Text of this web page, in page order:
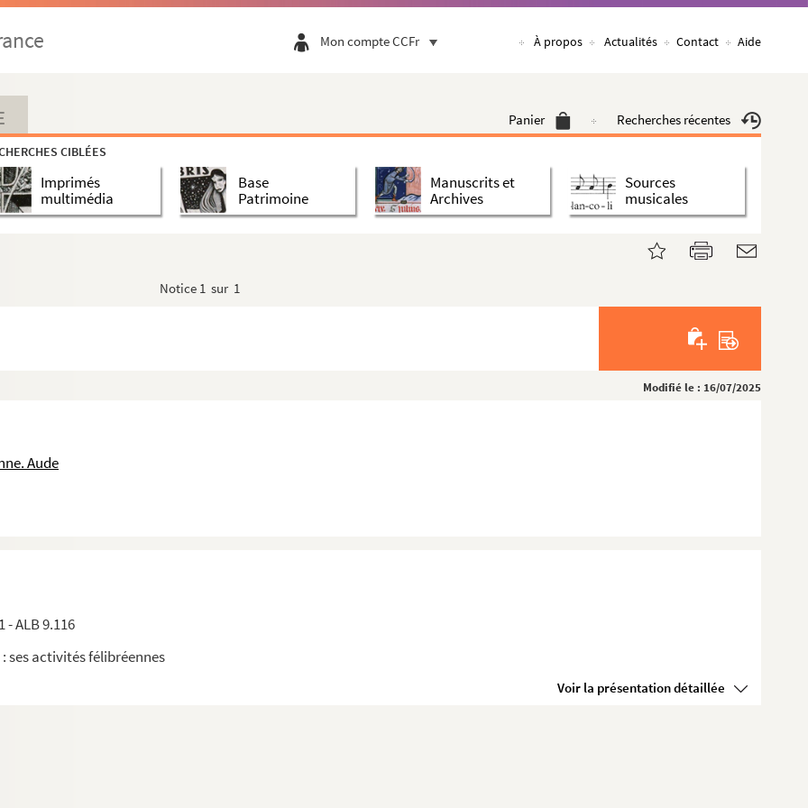
Mon compte CCFr À propos Actualités Contact Aide
Panier Recherches récentes
CIBLÉES
Imprimés
multimédia
Base
Patrimoine
Manuscrits et
Archives
Sources
musicales
Notice 1 sur 1
Modifié le : 16/07/2025
Aude
- ALB 9.116
ses activités félibréennes
Voir la présentation détaillée